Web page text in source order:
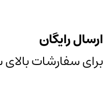
ارسال رایگان
برای سفارشات